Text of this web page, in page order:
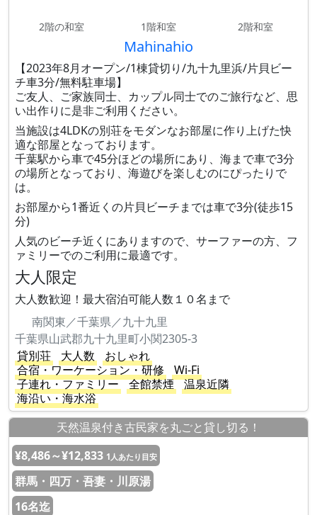
2階の和室 1階和室 2階和室
Mahinahio
【2023年8月オープン/1棟貸切り/九十九里浜/片貝ビー
チ車3分/無料駐車場】
ご友人、ご家族同士、カップル同士でのご旅行など、思
い出作りに是非ご利用ください。
当施設は4LDKの別荘をモダンなお部屋に作り上げた快
適な部屋となっております。
千葉駅から車で45分ほどの場所にあり、海まで車で3分
の場所となっており、海遊びを楽しむのにぴったりで
は。
お部屋から1番近くの片貝ビーチまでは車で3分(徒歩15
分)
人気のビーチ近くにありますので、サーファーの方、フ
ァミリーでのご利用に最適です。
大人限定
大人数歓迎！最大宿泊可能人数１０名まで
南関東／千葉県／九十九里
千葉県山武郡九十九里町小関2305-3
貸別荘
大人数
おしゃれ
合宿・ワーケーション・研修
Wi-Fi
子連れ・ファミリー
全館禁煙
温泉近隣
海沿い・海水浴
天然温泉付き古民家を丸ごと貸し切る！
¥8,486～¥12,833 1人あたり目安
群馬・四万・吾妻・川原湯
16名迄